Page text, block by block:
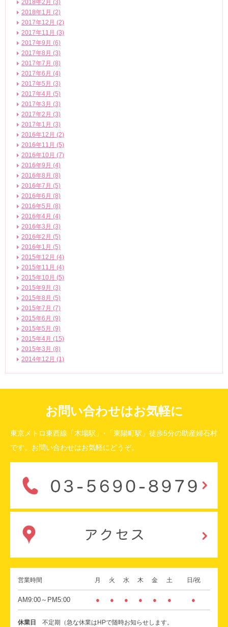
2018年2月 (3)
2018年1月 (2)
2017年12月 (2)
2017年11月 (3)
2017年9月 (6)
2017年8月 (3)
2017年7月 (8)
2017年6月 (4)
2017年5月 (3)
2017年4月 (5)
2017年3月 (3)
2017年2月 (3)
2017年1月 (3)
2016年12月 (2)
2016年11月 (5)
2016年10月 (7)
2016年9月 (4)
2016年8月 (8)
2016年7月 (5)
2016年6月 (8)
2016年5月 (8)
2016年4月 (4)
2016年3月 (3)
2016年2月 (5)
2016年1月 (5)
2015年12月 (4)
2015年11月 (4)
2015年10月 (5)
2015年9月 (3)
2015年8月 (5)
2015年7月 (7)
2015年6月 (9)
2015年5月 (9)
2015年4月 (15)
2015年3月 (8)
2014年12月 (1)
お問い合わせはお気軽に
東京メトロ東西線「木場駅」･「東陽町駅」徒歩5分の助産婦石村
です。お問い合わせはお気軽にどうぞ。
営業時間 月 火 水 木 金 土 日/祝
AM9:00～PM5:00 ● ● ● ● ● ● ●
休業日
不定期（急な休業はHPで随時お知らせします。